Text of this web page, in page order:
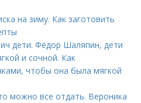
на зиму. Как заготовить
дети. Фёдор Шаляпин, дети
и сочной. Как
чтобы она была мягкой
можно все отдать. Вероника